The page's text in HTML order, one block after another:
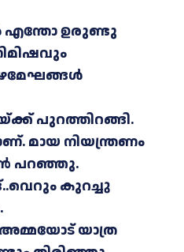
എന്തോ ഉരുണ്ടു
പുറത്തിറങ്ങി.
മായ നിയന്ത്രണം
പറഞ്ഞു.
കുറച്ചു
അമ്മയോട് യാത്ര